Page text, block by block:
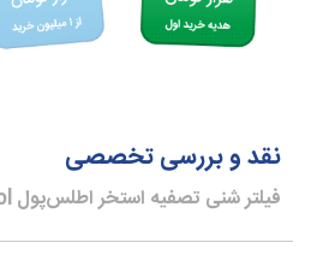
نقد و بررسی تخصصی
فیلتر شنی تصفیه استخر اطلس‌پول AtlasPool مدل PT-400